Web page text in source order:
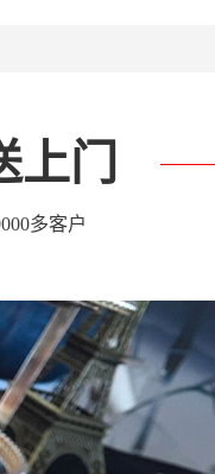
累计上1000+家
家具租赁、藤
上门
多客户